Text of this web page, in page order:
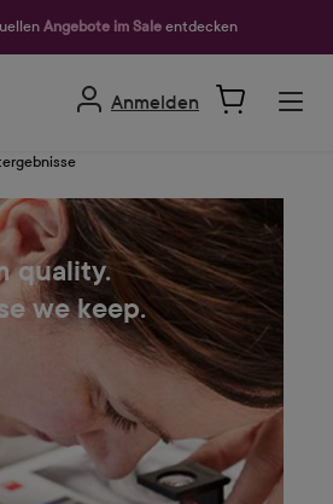
Angebote im Sale entdecken
Anmelden
quality.
we keep.